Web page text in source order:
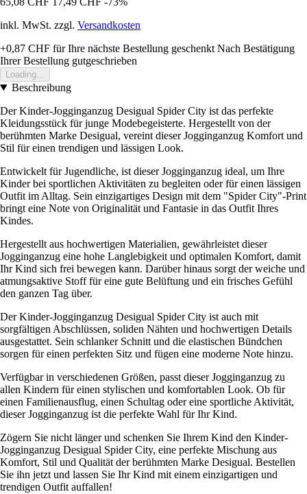
inkl. MwSt. zzgl. Versandkosten
+0,87 CHF für Ihre nächste Bestellung geschenkt Nach Bestätigung
Ihrer Bestellung gutgeschrieben
Loading...
Beschreibung
Der Kinder-Jogginganzug Desigual Spider City ist das perfekte
Kleidungsstück für junge Modebegeisterte. Hergestellt von der
berühmten Marke Desigual, vereint dieser Jogginganzug Komfort und
Stil für einen trendigen und lässigen Look.
Entwickelt für Jugendliche, ist dieser Jogginganzug ideal, um Ihre
Kinder bei sportlichen Aktivitäten zu begleiten oder für einen lässigen
Outfit im Alltag. Sein einzigartiges Design mit dem "Spider City"-Print
bringt eine Note von Originalität und Fantasie in das Outfit Ihres
Kindes.
Hergestellt aus hochwertigen Materialien, gewährleistet dieser
Jogginganzug eine hohe Langlebigkeit und optimalen Komfort, damit
Ihr Kind sich frei bewegen kann. Darüber hinaus sorgt der weiche und
atmungsaktive Stoff für eine gute Belüftung und ein frisches Gefühl
den ganzen Tag über.
Der Kinder-Jogginganzug Desigual Spider City ist auch mit
sorgfältigen Abschlüssen, soliden Nähten und hochwertigen Details
ausgestattet. Sein schlanker Schnitt und die elastischen Bündchen
sorgen für einen perfekten Sitz und fügen eine moderne Note hinzu.
Verfügbar in verschiedenen Größen, passt dieser Jogginganzug zu
allen Kindern für einen stylischen und komfortablen Look. Ob für
einen Familienausflug, einen Schultag oder eine sportliche Aktivität,
dieser Jogginganzug ist die perfekte Wahl für Ihr Kind.
Zögern Sie nicht länger und schenken Sie Ihrem Kind den Kinder-
Jogginganzug Desigual Spider City, eine perfekte Mischung aus
Komfort, Stil und Qualität der berühmten Marke Desigual. Bestellen
Sie ihn jetzt und lassen Sie Ihr Kind mit einem einzigartigen und
trendigen Outfit auffallen!